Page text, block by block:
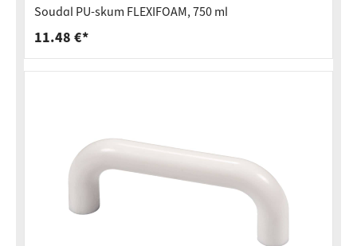
Soudal PU-skum FLEXIFOAM, 750 ml
11.48 €*